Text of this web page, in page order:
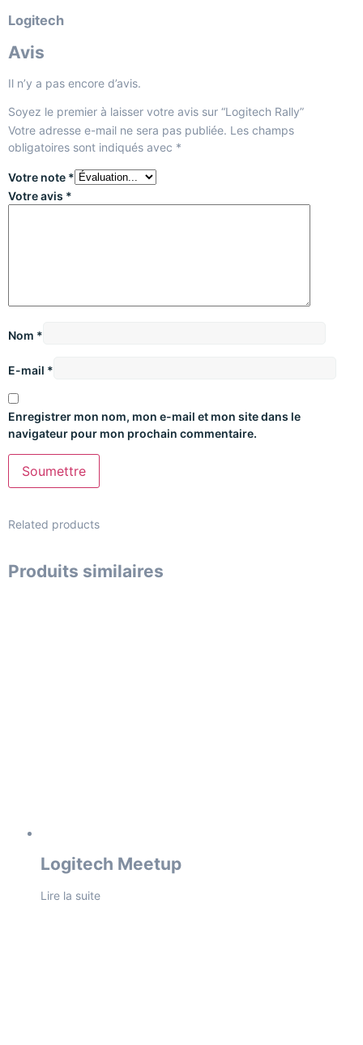
Logitech
Avis
Il n’y a pas encore d’avis.
Soyez le premier à laisser votre avis sur “Logitech Rally”
Votre adresse e-mail ne sera pas publiée. Les champs
obligatoires sont indiqués avec *
Votre note *
Votre avis *
Nom *
E-mail *
Enregistrer mon nom, mon e-mail et mon site dans le
navigateur pour mon prochain commentaire.
Related products
Produits similaires
Logitech Meetup
Lire la suite